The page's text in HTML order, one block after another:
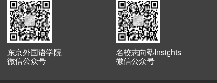
东京外国语学院
微信公众号
名校志向塾Insights
微信公众号